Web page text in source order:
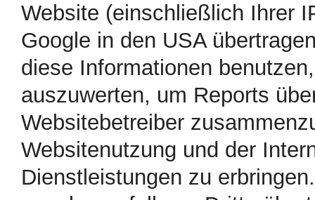
Website (einschließlich Ihrer
Google in den USA
diese Informationen
auszuwerten, um Reports
Websitebetreiber
Websitenutzung und der
Dienstleistungen zu